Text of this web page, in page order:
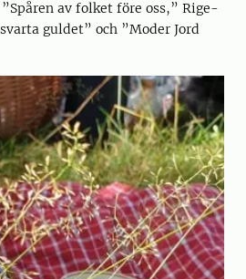
av folket före oss,” Rige-
guldet” och ”Moder Jord